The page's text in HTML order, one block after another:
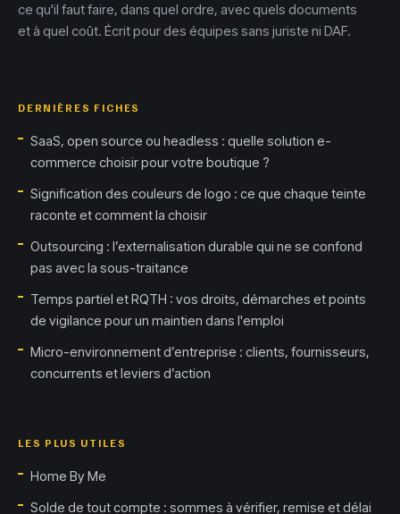
ce qu'il faut faire, dans quel ordre, avec quels documents
et à quel coût. Écrit pour des équipes sans juriste ni DAF.
DERNIÈRES FICHES
SaaS, open source ou headless : quelle solution e-
commerce choisir pour votre boutique ?
Signification des couleurs de logo : ce que chaque teinte
raconte et comment la choisir
Outsourcing : l’externalisation durable qui ne se confond
pas avec la sous-traitance
Temps partiel et RQTH : vos droits, démarches et points
de vigilance pour un maintien dans l'emploi
Micro-environnement d’entreprise : clients, fournisseurs,
concurrents et leviers d’action
LES PLUS UTILES
Home By Me
Solde de tout compte : sommes à vérifier, remise et délai